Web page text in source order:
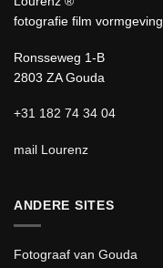
fotografie film vormgeving
Ronsseweg 1-B
2803 ZA Gouda
+31 182 74 34 04
mail Lourenz
ANDERE SITES
Fotograaf van Gouda